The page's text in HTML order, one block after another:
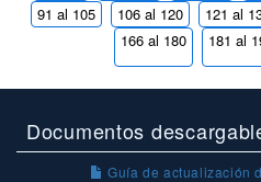
91 al 105
106 al 120 121 al
166 al 180
181 al
Documentos
Guía de actualización